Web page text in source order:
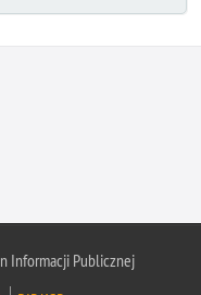
Informacji Publicznej